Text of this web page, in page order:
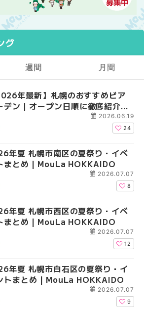
グ
年最新】札幌のおすすめビア
デン｜オープン日順に徹底紹介！
公園から穴場テラスまで | MouLa
2026.06.19
24
年夏 札幌市南区の夏祭り・イベ
まとめ | MouLa HOKKAIDO
2026.07.07
8
年夏 札幌市西区の夏祭り・イベ
まとめ | MouLa HOKKAIDO
2026.07.07
12
年夏 札幌市白石区の夏祭り・イ
トまとめ | MouLa HOKKAIDO
2026.07.07
9
週間
【2026年最新】札幌
ガーデン｜オープン日
大通公園から穴場テ
2026年夏 札幌市西区
ントまとめ | MouLa
2026年夏 札幌市北区
ントまとめ | MouLa
2026年夏 札幌市白石
ベントまとめ |
月間
【2026年最新】札幌
ガーデン｜オープン日
大通公園から穴場テ
2026年夏 札幌市北区
ントまとめ | MouLa
2026年夏 札幌市西区
ントまとめ | MouLa
2026年夏 札幌市白石
ベントまとめ |